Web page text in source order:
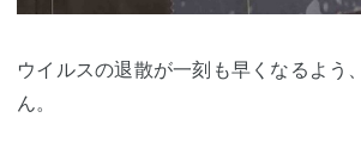
ウイルスの退散が一刻も早くなるよう
ん。